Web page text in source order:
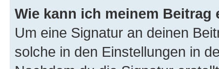
Wie kann ich meinem
Um eine Signatur an deinen
solche in den Einstellungen in